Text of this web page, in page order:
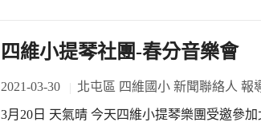
火紅話題。有他在的地方絕無冷場。 也是屢考屢敗，屢敗屢戰的宅男歸有光，被視
為早慧天才的他，偏偏考運欠佳，但他用自
成功是留給努力的人的。 十二位最潮的古人物、十二篇最潮的生命故事，原來「國
到場為四維小將們加油喝采，也感謝蘇志勇
偉老師帶隊指導四維小將們
四維小提琴社團-春分音樂會
2021-03-30 北屯區 四維國小 新聞聯絡人 報
3月20日 天氣晴 今天四維小提琴樂團受邀參加北屯春分戶外音樂會演出 雖然同學們